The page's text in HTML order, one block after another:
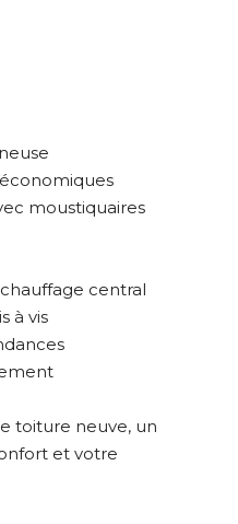
moustiquaires
central
à vis
toiture neuve, un
et votre